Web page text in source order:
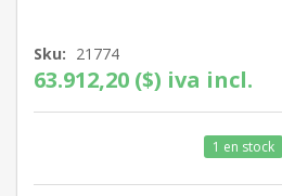
Sku: 21774
63.912,20 ($) iva incl.
1 en stock